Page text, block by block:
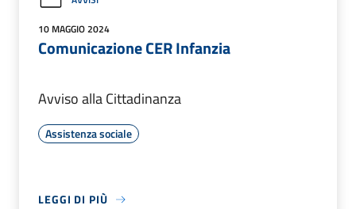
10 MAGGIO 2024
Comunicazione CER Infanzia
Avviso alla Cittadinanza
Assistenza sociale
LEGGI DI PIÙ